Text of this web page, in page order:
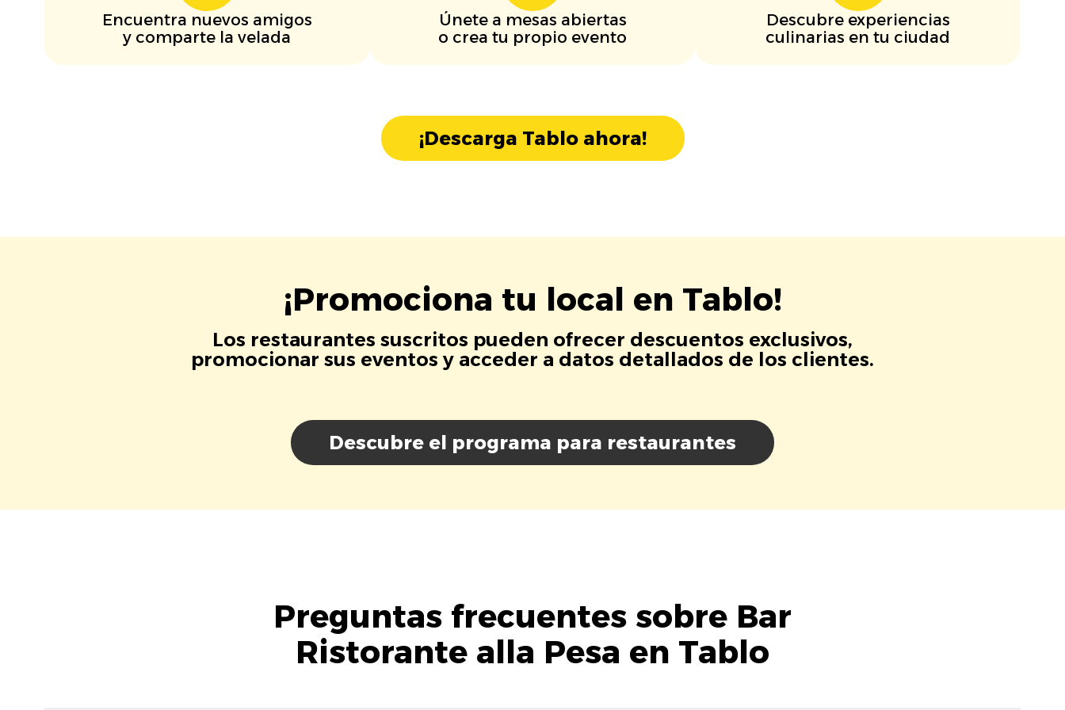
Encuentra nuevos amigos
y comparte la velada
Únete a mesas abiertas
o crea tu propio evento
Descubre experiencias
culinarias en tu ciudad
¡Descarga Tablo ahora!
¡Promociona tu local en Tablo!
Los restaurantes suscritos pueden ofrecer descuentos exclusivos,
promocionar sus eventos y acceder a datos detallados de los clientes.
Descubre el programa para restaurantes
Preguntas frecuentes sobre Bar
Ristorante alla Pesa en Tablo